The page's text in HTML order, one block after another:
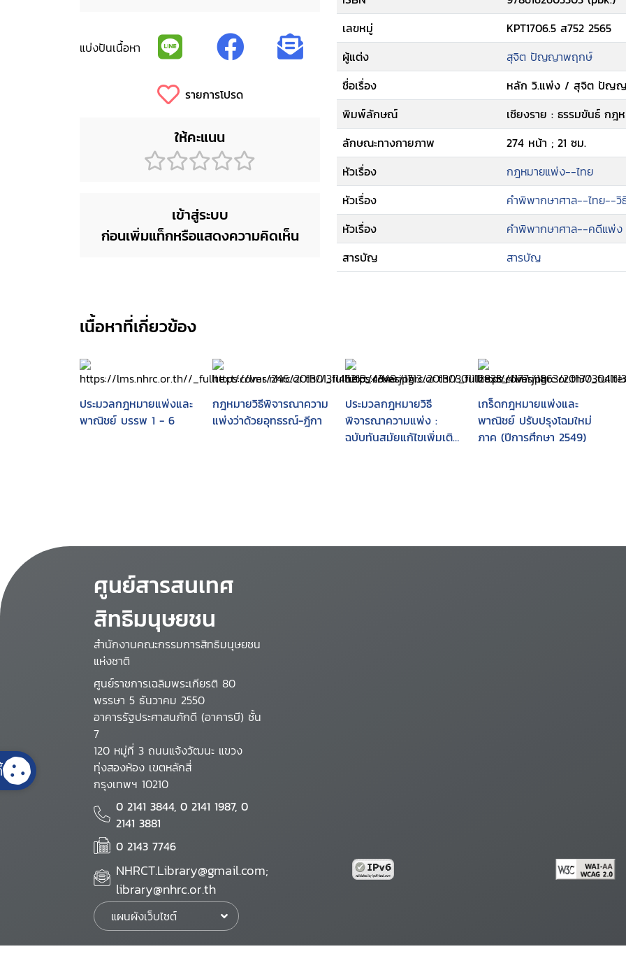
แบ่งปันเนื้อหา
รายการโปรด
ให้คะแนน
เข้าสู่ระบบ
ก่อนเพิ่มแท็กหรือแสดงความคิดเห็น
เลขหมู่
KPT1706.5 ส752 2565
ผู้แต่ง
สุจิต ปัญญาพฤกษ์
ชื่อเรื่อง
หลัก วิ.แพ่ง / สุจิต ปัญ
พิมพ์ลักษณ์
เชียงราย : ธรรมขันธ์ กฎ
ลักษณะทางกายภาพ
274 หน้า ; 21 ซม.
หัวเรื่อง
กฎหมายแพ่ง--ไทย
หัวเรื่อง
คำพิพากษาศาล--ไทย--
หัวเรื่อง
คำพิพากษาศาล--คดีแพ่ง
สารบัญ
สารบัญ
เนื้อหาที่เกี่ยวข้อง
ประมวลกฎหมายแพ่งและ
พาณิชย์ บรรพ 1 - 6
กฎหมายวิธีพิจารณาความ
แพ่งว่าด้วยอุทธรณ์-ฎีกา
ประมวลกฎหมายวิธี
พิจารณาความแพ่ง :
ฉบับทันสมัยแก้ไขเพิ่มเติม
เกร็ดกฎหมายแพ่งและ
พาณิชย์ ปรับปรุงโฉมใหม่
ภาค (ปีการศึกษา 2549)
ศูนย์สารสนเทศ
สิทธิมนุษยชน
สำนักงานคณะกรรมการสิทธิมนุษยชน
แห่งชาติ
ศูนย์ราชการเฉลิมพระเกียรติ 80
พรรษา 5 ธันวาคม 2550
อาคารรัฐประศาสนภักดี (อาคารบี) ชั้น
7
120 หมู่ที่ 3 ถนนแจ้งวัฒนะ แขวง
ทุ่งสองห้อง เขตหลักสี่
กรุงเทพฯ 10210
0 2141 3844, 0 2141 1987, 0
2141 3881
0 2143 7746
NHRCT.Library@gmail.com;
library@nhrc.or.th
แผนผังเว็บไซต์